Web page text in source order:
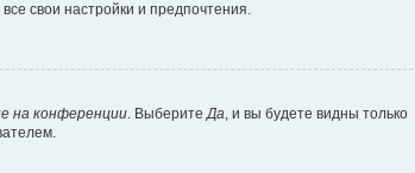
свои настройки и предпочтения.
на конференции. ВыберитеДа, и вы будете видны только